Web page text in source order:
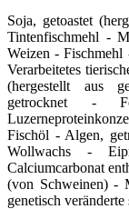
Soja, getoastet
Tintenfischmehl -
Weizen - Fischmehl
Verarbeitetes
(hergestellt aus
getrocknet -
Fischöl - Algen,
Wollwachs -
Calciumcarbonat
(von Schweinen) -
genetisch